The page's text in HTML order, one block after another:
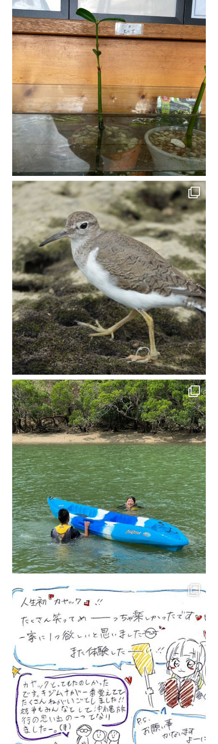
比謝川でよく見られる生き物 「イソシギ」の足に釣り針が(>_<) 比謝川は釣りが可
4月に入り、新人教育の為カヤックから落ちた際の救助の実技練習の風景です。 一人前の